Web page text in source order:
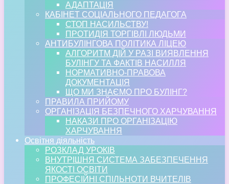
АДАПТАЦІЯ
КАБІНЕТ СОЦІАЛЬНОГО ПЕДАГОГА
СТОП НАСИЛЬСТВУ!
ПРОТИДІЯ ТОРГІВЛІ ЛЮДЬМИ
АНТИБУЛІНГОВА ПОЛІТИКА ЛІЦЕЮ
АЛГОРИТМ ДІЙ У РАЗІ ВИЯВЛЕННЯ
БУЛІНГУ ТА ФАКТІВ НАСИЛЛЯ
НОРМАТИВНО-ПРАВОВА
ДОКУМЕНТАЦІЯ
ЩО МИ ЗНАЄМО ПРО БУЛІНГ?
ПРАВИЛА ПРИЙОМУ
ОРГАНІЗАЦІЯ БЕЗПЕЧНОГО ХАРЧУВАННЯ
НАКАЗИ ПРО ОРГАНІЗАЦІЮ
ХАРЧУВАННЯ
Освітня діяльність
РОЗКЛАД УРОКІВ
ВНУТРІШНЯ СИСТЕМА ЗАБЕЗПЕЧЕННЯ
ЯКОСТІ ОСВІТИ
ПРОФЕСІЙНІ СПІЛЬНОТИ ВЧИТЕЛІВ